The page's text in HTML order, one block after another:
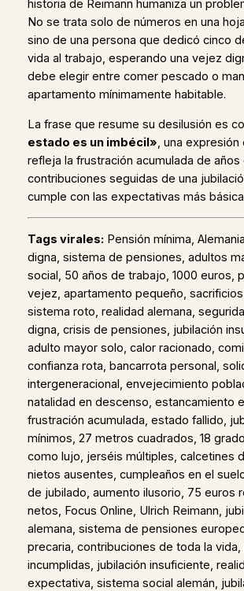
historia de Reimann humaniza un
No se trata solo de números en una
sino de una persona que dedicó cinco
vida al trabajo, esperando una vejez
debe elegir entre comer pescado o
apartamento mínimamente habitable.
La frase que resume su desilusión es
estado es un imbécil», una expresión
refleja la frustración acumulada de años
contribuciones seguidas de una
cumple con las expectativas más
Tags virales: Pensión mínima,
digna, sistema de pensiones, adultos
social, 50 años de trabajo, 1000 euros,
vejez, apartamento pequeño,
sistema roto, realidad alemana,
digna, crisis de pensiones, jubilación
adulto mayor solo, calor racionado,
confianza rota, bancarrota personal,
intergeneracional, envejecimiento
natalidad en descenso, estancamiento
frustración acumulada, estado fallido,
mínimos, 27 metros cuadrados, 18
como lujo, jerséis múltiples, calcetines
nietos ausentes, cumpleaños en el
de jubilado, aumento ilusorio, 75 euros
netos, Focus Online, Ulrich Reimann,
alemana, sistema de pensiones
precaria, contribuciones de toda la
incumplidas, jubilación insuficiente,
expectativa, sistema social alemán,